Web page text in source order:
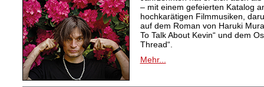
– mit einem gefeierten Katalog
hochkarätigen Filmmusiken,
auf dem Roman von Haruki
To Talk About Kevin“ und dem
Thread“.
Mehr...